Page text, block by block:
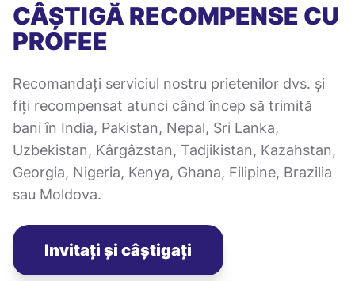
CÂȘTIGĂ RECOMPENSE CU
PROFEE
Recomandați serviciul nostru prietenilor dvs. și
fiți recompensat atunci când încep să trimită
bani în India, Pakistan, Nepal, Sri Lanka,
Uzbekistan, Kârgâzstan, Tadjikistan, Kazahstan,
Georgia, Nigeria, Kenya, Ghana, Filipine, Brazilia
sau Moldova.
Invitați și câștigați